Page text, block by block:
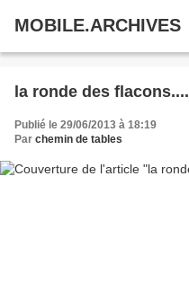
MOBILE.ARCHIVES
la ronde des flacons....
Publié le 29/06/2013 à 18:19
Par chemin de tables